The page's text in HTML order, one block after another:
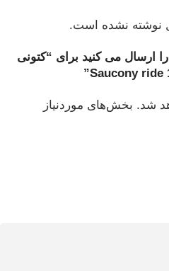
نوشته نشده است.
ارسال می کنید برای “کتونی
شد. بخش‌های موردنیاز